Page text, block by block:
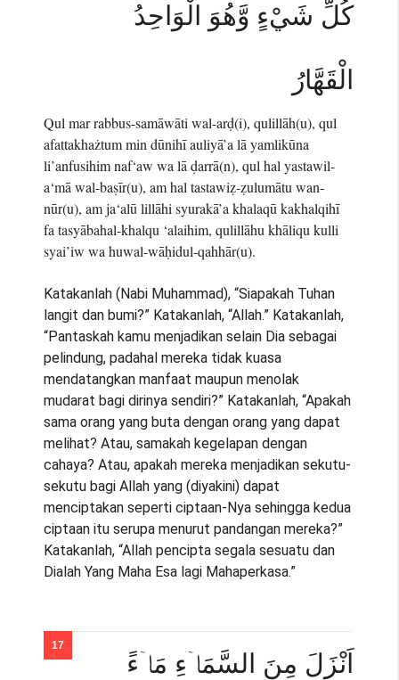
كُلِّ شَيْءٍ وَّهُوَ الْوَاحِدُ
الْقَهَّارُ
Qul mar rabbus-samāwāti wal-arḍ(i), qulillāh(u), qul
afattakhażtum min dūnihī auliyā’a lā yamlikūna
li’anfusihim naf‘aw wa lā ḍarrā(n), qul hal yastawil-
a‘mā wal-baṣīr(u), am hal tastawiẓ-ẓulumātu wan-
nūr(u), am ja‘alū lillāhi syurakā’a khalaqū kakhalqihī
fa tasyābahal-khalqu ‘alaihim, qulillāhu khāliqu kulli
syai’iw wa huwal-wāḥidul-qahhār(u).
Katakanlah (Nabi Muhammad), “Siapakah Tuhan
langit dan bumi?” Katakanlah, “Allah.” Katakanlah,
“Pantaskah kamu menjadikan selain Dia sebagai
pelindung, padahal mereka tidak kuasa
mendatangkan manfaat maupun menolak
mudarat bagi dirinya sendiri?” Katakanlah, “Apakah
sama orang yang buta dengan orang yang dapat
melihat? Atau, samakah kegelapan dengan
cahaya? Atau, apakah mereka menjadikan sekutu-
sekutu bagi Allah yang (diyakini) dapat
menciptakan seperti ciptaan-Nya sehingga kedua
ciptaan itu serupa menurut pandangan mereka?”
Katakanlah, “Allah pencipta segala sesuatu dan
Dialah Yang Maha Esa lagi Mahaperkasa.”
اَنْزَلَ مِنَ السَّمَاۤءِ مَاۤءً